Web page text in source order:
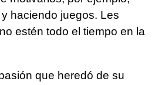
haciendo juegos. Les
estén todo el tiempo en la
que heredó de su